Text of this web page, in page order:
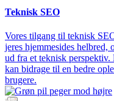
Teknisk SEO
Vores tilgang til teknisk
jeres hjemmesides
ud fra et teknisk
kan bidrage til en bedre
brugere.